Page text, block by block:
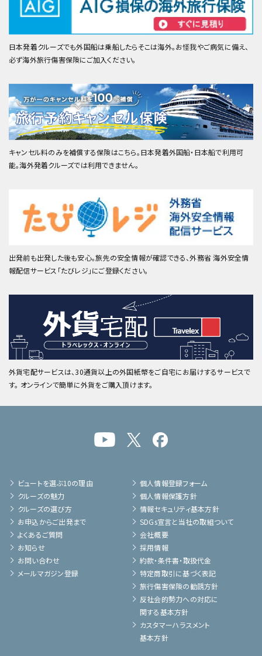
日本発着クルーズでも外国船は乗船したらそこは海外。お怪我やご病気に備え、
必ず海外旅行傷害保険にご加入ください。
キャンセル料のみを補償する保険はこちら。日本発着外国船・日本船で利用可
能。海外発着クルーズでは利用できません。
出発前も出発した後も安心。旅先の安全情報が確認できる、外務省 海外安全情
報配信サービス「たびレジ」にご登録ください。
外貨宅配サービスは、30通貨以上の外国紙幣をご自宅にお届けするサービスで
す。 オンラインで簡単に外貨をご購入頂けます。
ビュートを選ぶ10の理由
クルーズの魅力
クルーズの選び方
お申込からご出発まで
よくあるご質問
お知らせ
お問い合わせ
メールマガジン登録
個人情報登録フォーム
個人情報保護方針
情報セキュリティ基本方針
SDGs宣言と当社の取組ついて
会社概要
採用情報
約款・条件書・取扱代金
特定商取引に基づく表記
旅行傷害保険の勧誘方針
反社会的勢力への対応に
関する基本方針
カスタマーハラスメント
基本方針